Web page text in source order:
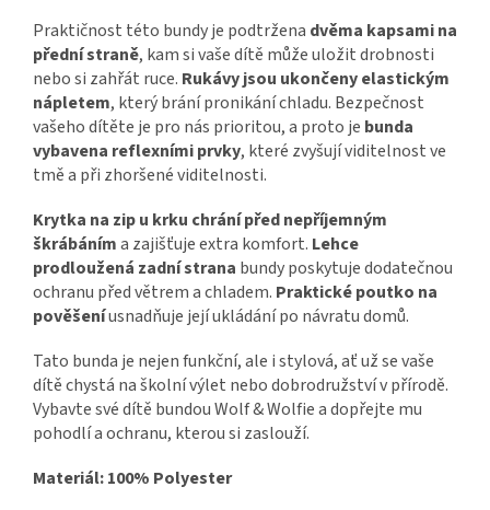
Praktičnost této bundy je podtržena dvěma kapsami na
přední straně, kam si vaše dítě může uložit drobnosti
nebo si zahřát ruce. Rukávy jsou ukončeny elastickým
nápletem, který brání pronikání chladu. Bezpečnost
vašeho dítěte je pro nás prioritou, a proto je bunda
vybavena reflexními prvky, které zvyšují viditelnost ve
tmě a při zhoršené viditelnosti.
Krytka na zip u krku chrání před nepříjemným
škrábáníma zajišťuje extra komfort. Lehce
prodloužená zadní strana bundy poskytuje dodatečnou
ochranu před větrem a chladem. Praktické poutko na
pověšeníusnadňuje její ukládání po návratu domů.
Tato bunda je nejen funkční, ale i stylová, ať už se vaše
dítě chystá na školní výlet nebo dobrodružství v přírodě.
Vybavte své dítě bundou Wolf & Wolfie a dopřejte mu
pohodlí a ochranu, kterou si zaslouží.
Materiál: 100% Polyester